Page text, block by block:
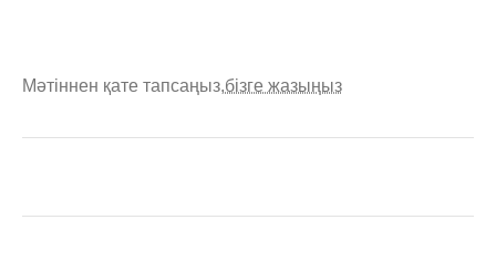
Мәтіннен қате тапсаңыз,бізге жазыңыз